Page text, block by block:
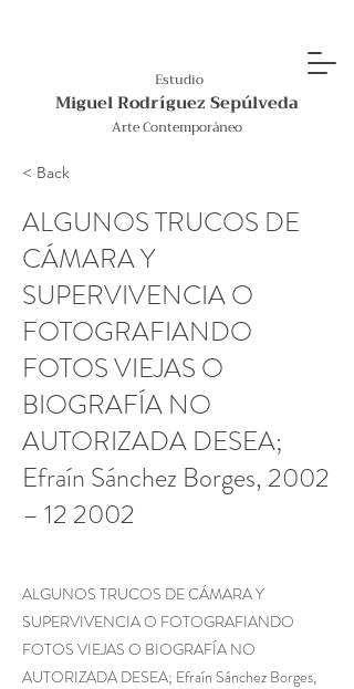
Estudio
Miguel Rodríguez Sepúlveda
Arte Contemporáneo
< Back
ALGUNOS TRUCOS DE
CÁMARA Y
SUPERVIVENCIA O
FOTOGRAFIANDO
FOTOS VIEJAS O
BIOGRAFÍA NO
AUTORIZADA DESEA;
Efraín Sánchez Borges, 2002
– 12 2002
ALGUNOS TRUCOS DE CÁMARA Y
SUPERVIVENCIA O FOTOGRAFIANDO
FOTOS VIEJAS O BIOGRAFÍA NO
AUTORIZADA DESEA; Efraín Sánchez Borges,